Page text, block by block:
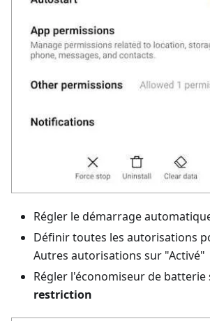
Régler le démarrage
Définir toutes les autorisations
Autres autorisations sur "Activé"
Régler l'économiseur de batterie
restriction